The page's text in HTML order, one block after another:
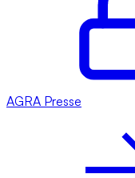
AGRA Presse